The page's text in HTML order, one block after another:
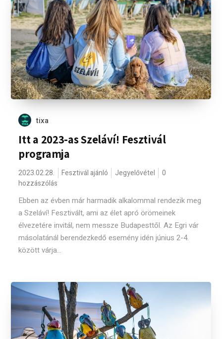
tixa
Itt a 2023-as Szeláví! Fesztivál
programja
2023.02.28. Fesztivál ajánló Jegyelővétel
0
hozzászólás
Ebben az évben már harmadik alkalommal rendezik meg
a Szeláví! Fesztivált, ami az élet apró örömeinek
élvezetére invitál, nem messze Budapesttől. Az Egri vár
másolatánál berendezkedő esemény idén június 2-4.
között várja...